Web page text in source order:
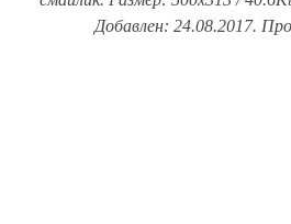
Добавлен: 24.08.2017.